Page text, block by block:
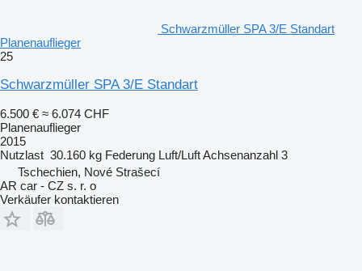
Schwarzmüller SPA 3/E Standart
Planenauflieger
25
Schwarzmüller SPA 3/E Standart
6.500 € ≈ 6.074 CHF
Planenauflieger
2015
Nutzlast 30.160 kg Federung Luft/LuftAchsenanzahl 3
Tschechien, Nové Strašecí
AR car - CZ s. r. o
Verkäufer kontaktieren